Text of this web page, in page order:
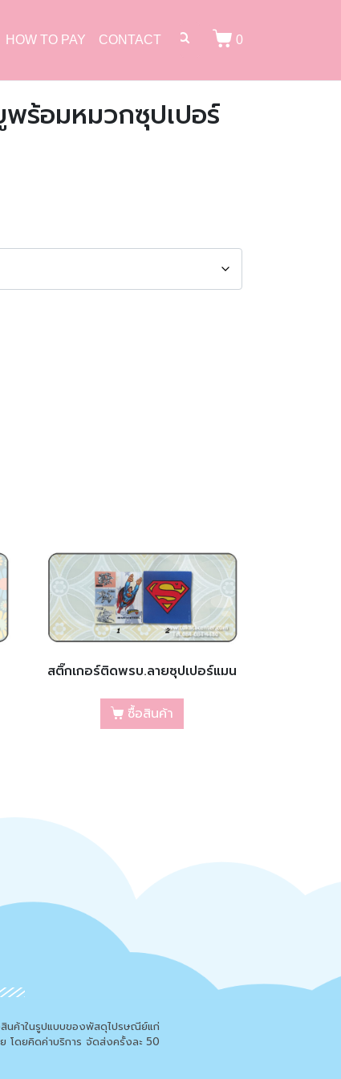
HOW TO PAY CONTACT 0
ร้อมหมวกซุปเปอร์
สติ๊กเกอร์ติดพรบ.ลายซุปเปอร์แมน
ซื้อสินค้า
นค้าในรูปแบบของพัสดุไปรษณีย์แก่
โดยคิดค่าบริการ จัดส่งครั้งละ 50